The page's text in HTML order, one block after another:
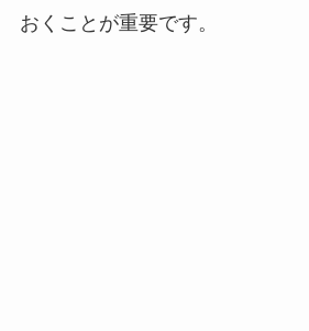
おくことが重要です。